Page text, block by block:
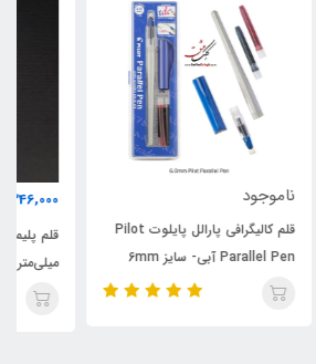
قلم کالیگرافی پارالل پایلوت Pilot
قلم پلیمری خوشنویسی قلندر 10
میلی‌متر